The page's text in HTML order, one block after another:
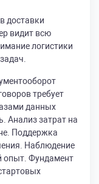
доставки
видит всю
логистики
требует
данных
Анализ затрат на
Поддержка
Наблюдение
опыт. Фундамент